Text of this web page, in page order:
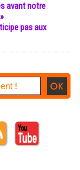
avant notre
pas aux